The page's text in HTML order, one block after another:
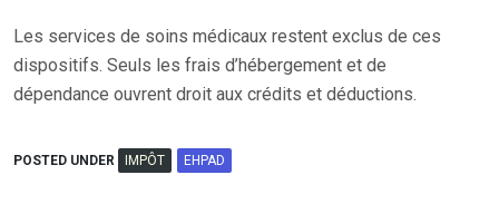
Les services de soins médicaux restent exclus de ces
dispositifs. Seuls les frais d’hébergement et de
dépendance ouvrent droit aux crédits et déductions.
POSTED UNDER IMPÔT EHPAD